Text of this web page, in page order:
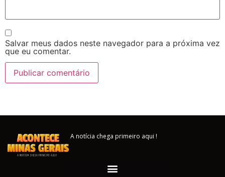
Salvar meus dados neste navegador para a próxima vez
que eu comentar.
A notícia chega primeiro aqui !